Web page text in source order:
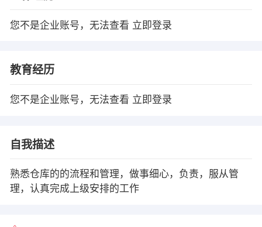
您不是企业账号，无法查看 立即登录
教育经历
您不是企业账号，无法查看 立即登录
自我描述
熟悉仓库的的流程和管理，做事细心，负责，服从管
理，认真完成上级安排的工作